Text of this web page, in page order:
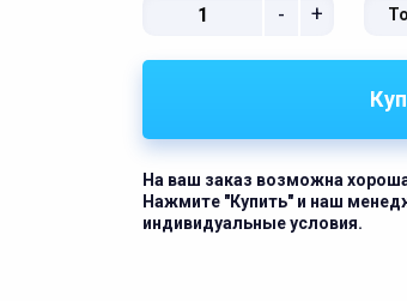
- +
На ваш заказ возможна
Нажмите "Купить" и наш
индивидуальные условия.